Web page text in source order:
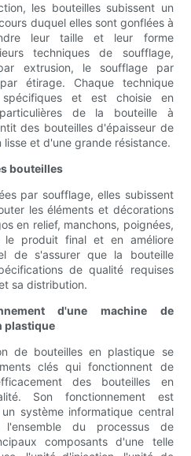
les bouteilles subissent un
duquel elles sont gonflées à
leur taille et leur forme
techniques de soufflage,
extrusion, le soufflage par
étirage. Chaque technique
et est choisie en
de la bouteille à
des bouteilles d'épaisseur de
et d'une grande résistance.
bouteilles
par soufflage, elles subissent
les éléments et décorations
en relief, manchons, poignées,
le produit final et en améliore
de s'assurer que la bouteille
de qualité requises
sa distribution.
d'une machine de
plastique
de bouteilles en plastique se
clés qui fonctionnent de
des bouteilles en
Son fonctionnement est
système informatique central
du processus de
composants d'une telle